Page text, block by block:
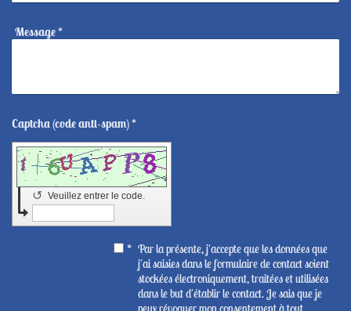
Message*
Captcha (code anti-spam) *
Veuillez entrer le code.
↺
* Par la présente, j'accepte que les données que
j'ai saisies dans le formulaire de contact soient
stockées électroniquement, traitées et utilisées
dans le but d'établir le contact. Je sais que je